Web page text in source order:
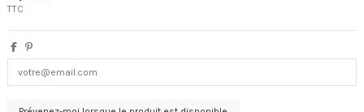
TTC